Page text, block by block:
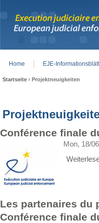
Startseite › Projektneuigkeiten
Conférence finale
Mon, 18/
Les partenaires du
Conférence finale
Home EJE-